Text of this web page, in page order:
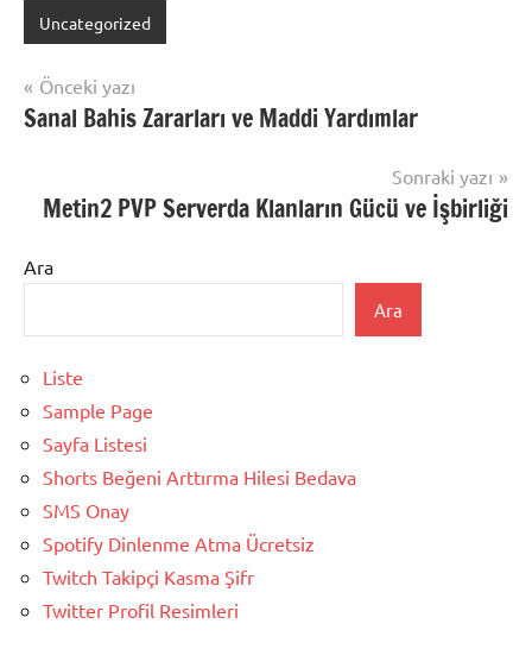
Uncategorized
Yazı
gezinmesi
Önceki yazı
Sanal Bahis Zararları ve Maddi Yardımlar
Sonraki yazı
Metin2 PVP Serverda Klanların Gücü ve İşbirliği
Ara
Ara
Liste
Sample Page
Sayfa Listesi
Shorts Beğeni Arttırma Hilesi Bedava
SMS Onay
Spotify Dinlenme Atma Ücretsiz
Twitch Takipçi Kasma Şifr
Twitter Profil Resimleri